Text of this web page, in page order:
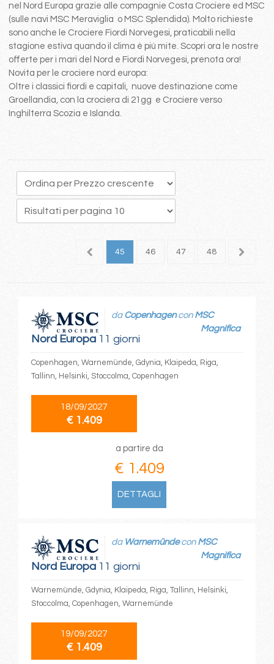
nel Nord Europa grazie alle compagnie Costa Crociere ed MSC
(sulle navi MSC Meraviglia o MSC Splendida). Molto richieste
sono anche le Crociere Fiordi Norvegesi, praticabili nella
stagione estiva quando il clima è più mite. Scopri ora le nostre
offerte per i mari del Nord e Fiordi Norvegesi, prenota ora!
Novita per le crociere nord europa:
Oltre i classici fiordi e capitali, nuove destinazione come
Groellandia, con la crociera di 21gg e Crociere verso
Inghilterra Scozia e Islanda.
44 45 46 47 48 49
Nord Europa11 giorni
da Copenhagencon MSC
Magnifica
Copenhagen, Warnemünde, Gdynia, Klaipeda, Riga,
Tallinn, Helsinki, Stoccolma, Copenhagen
18/09/2027
€ 1.409
a partire da
€ 1.409
DETTAGLI
Nord Europa11 giorni
da Warnemündecon MSC
Magnifica
Warnemünde, Gdynia, Klaipeda, Riga, Tallinn, Helsinki,
Stoccolma, Copenhagen, Warnemünde
19/09/2027
€ 1.409